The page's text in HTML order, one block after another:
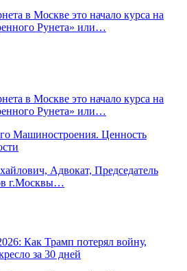
в Москве это начало курса на
Рунета» или…
в Москве это начало курса на
Рунета» или…
Машиностроения. Ценность
Адвокат, Председатель
г.Москвы…
Как Трамп потерял войну,
за 30 дней